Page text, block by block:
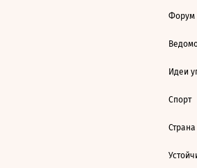
Форум
Идеи
Спорт
Страна